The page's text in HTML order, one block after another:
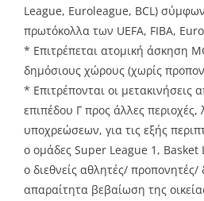
League, Euroleague, BCL)
πρωτόκολλα των UEFA, FIBA,
* Επιτρέπεται ατομική άσκηση
δημόσιους χώρους (χωρίς
* Επιτρέπονται οι μετακινήσεις
επιπέδου Γ προς άλλες
υποχρεώσεων, για τις εξής
o ομάδες Super League 1, Basket
o διεθνείς αθλητές/ προπονητές/
απαραίτητα βεβαίωση της